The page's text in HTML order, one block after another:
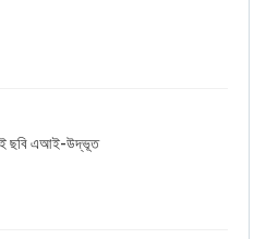
ছবি এআই-উদ্ভূত